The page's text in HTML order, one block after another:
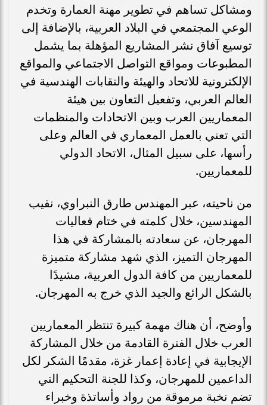
ومشاكل تساهم في تطوير مهنة العمارة وتخدم
الوعي المجتمعي في البلاد العربية، بالإضافة إلى
توسيع آفاق نشر المشاريع المؤهلة بما يشمل
المطبوعات ومواقع التواصل الاجتماعي والمواقع
الإلكترونية للاتحاد والهيئة والنقابات الهندسية في
العالم العربي، وتفعيل التعاون بين هيئة
المعماريين العرب وبين الاتحادات والمنظمات
التي تعني بالعمل المعماري في العالم وعلى
رأسها، على سبيل المثال، الاتحاد الدولي
للمعماريين.
من ناحيته، عبر المهندس طارق النبراوي، نقيب
المهندسين، خلال كلمته في ختام فعاليات
المهرجان، عن سعادته بالمشاركة في هذا
المهرجان التميز، الذي شهد مشاركة متميزة
للمعماريين من كافة الدول العربية، مشيدًا
بالشكل الرائع والجيد الذي خرج به المهرجان.
وأوضح، أن هناك مهمة كبيرة تنتظر المعماريين
العرب خلال الفترة القادمة من خلال المشاركة
الإيجابية في إعادة إعمار غزة، مقدمًا الشكر لكل
الداعمين للمهرجان، وكذا للجنة التحكيم التي
تضم نخبة مرموقة من رواد وأساتذة وخبراء